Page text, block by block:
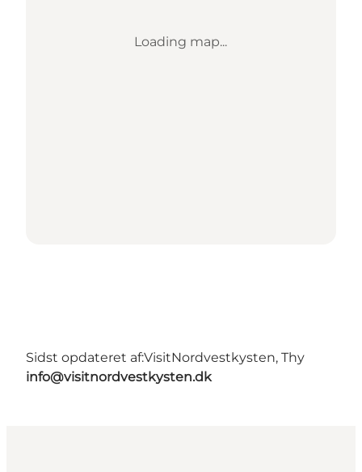
Loading map...
Sidst opdateret af:VisitNordvestkysten, Thy
info@visitnordvestkysten.dk